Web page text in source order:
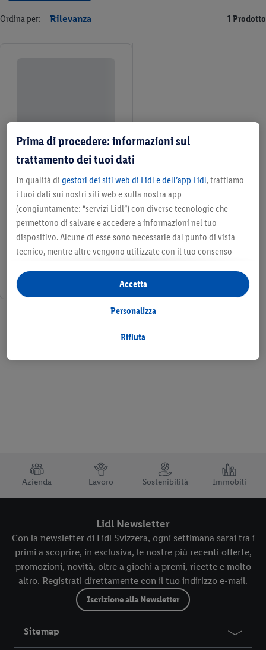
Ordina per: Rilevanza 1 Prodotto
1 / 1
TRUSTBAR
Azienda Lavoro Sostenibilità Immobili
Lidl Newsletter
Con la newsletter di Lidl Svizzera, ogni settimana sarai tra i
primi a scoprire, in esclusiva, le nostre più recenti offerte,
promozioni, novità, oltre a giochi a premi, ricette e molto
altro. Registrati direttamente con il tuo indirizzo e-mail.
Iscrizione alla Newsletter
Sitemap
Prima di procedere: informazioni sul
trattamento dei tuoi dati
In qualità di gestori dei siti web di Lidl e dell’app Lidl, trattiamo
i tuoi dati sui nostri siti web e sulla nostra app
(congiuntamente: “servizi Lidl”) con diverse tecnologie che
permettono di salvare e accedere a informazioni nel tuo
dispositivo. Alcune di esse sono necessarie dal punto di vista
tecnico, mentre altre vengono utilizzate con il tuo consenso
statistiche o per realizzare pubblicità personalizzate all’interno
e all’esterno dei servizi Lidl. Se partecipi al programma Lidl Plus,
per tali finalità vengono trattati anche dati riguardanti il tuo
Selezionando “Personalizza” puoi consentire solo alcune
momento con effetto per il futuro.
Le note legali sono
disponibili qui.
Rifiuta
Personalizza
Accetta